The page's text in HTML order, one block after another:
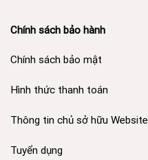
Chính sách bảo hành
Chính sách bảo mật
Hình thức thanh toán
Thông tin chủ sở hữu Website
Tuyển dụng